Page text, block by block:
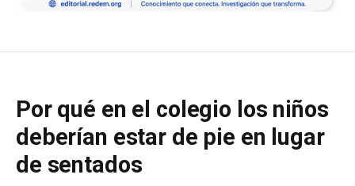
Por qué en el colegio los niños
deberían estar de pie en lugar
de sentados